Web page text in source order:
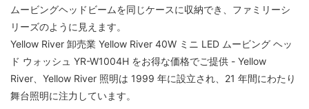
ムービングヘッドビームを同じケースに収納でき、ファミリーシ
リーズのように見えます。
Yellow River 卸売業 Yellow River 40W ミニ LED ムービング ヘッ
ド ウォッシュ YR-W1004H をお得な価格でご提供 - Yellow
River、Yellow River 照明は 1999 年に設立され、21 年間にわたり
舞台照明に注力しています。